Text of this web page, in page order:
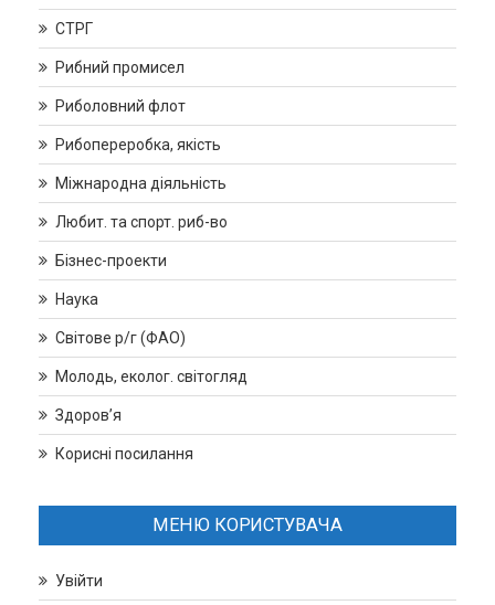
СТРГ
Рибний промисел
Риболовний флот
Рибопереробка, якість
Міжнародна діяльність
Любит. та спорт. риб-во
Бізнес-проекти
Наука
Світове р/г (ФАО)
Молодь, еколог. світогляд
Здоров’я
Корисні посилання
МЕНЮ КОРИСТУВАЧА
Увійти